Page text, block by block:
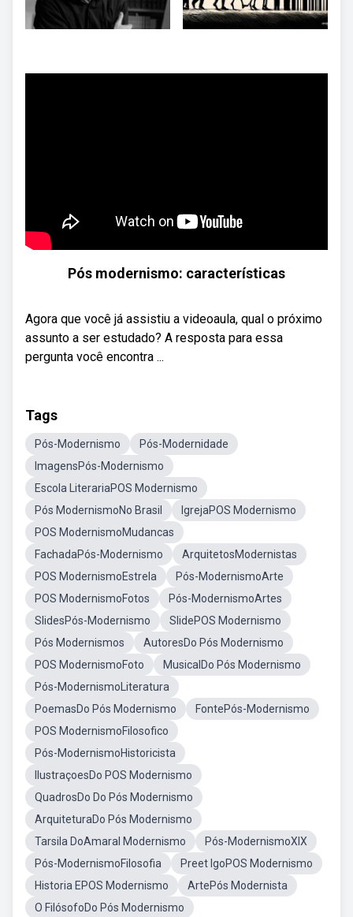
Pós modernismo: características
Agora que você já assistiu a videoaula, qual o próximo
assunto a ser estudado? A resposta para essa
pergunta você encontra ...
Tags
Pós-Modernismo
Pós-Modernidade
ImagensPós-Modernismo
Escola LiterariaPOS Modernismo
Pós ModernismoNo Brasil
IgrejaPOS Modernismo
POS ModernismoMudancas
FachadaPós-Modernismo
ArquitetosModernistas
POS ModernismoEstrela
Pós-ModernismoArte
POS ModernismoFotos
Pós-ModernismoArtes
SlidesPós-Modernismo
SlidePOS Modernismo
Pós Modernismos
AutoresDo Pós Modernismo
POS ModernismoFoto
MusicalDo Pós Modernismo
Pós-ModernismoLiteratura
PoemasDo Pós Modernismo
FontePós-Modernismo
POS ModernismoFilosofico
Pós-ModernismoHistoricista
IlustraçoesDo POS Modernismo
QuadrosDo Do Pós Modernismo
ArquiteturaDo Pós Modernismo
Tarsila DoAmaral Modernismo
Pós-ModernismoXIX
Pós-ModernismoFilosofia
Preet IgoPOS Modernismo
Historia EPOS Modernismo
ArtePós Modernista
O FilósofoDo Pós Modernismo